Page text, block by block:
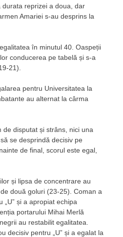
reprizei a doua, dar
Amariei s-au desprins la
în minutul 40. Oaspeții
conducerea pe tabelă și s-a
21).
pentru Universitatea la
au alternat la cârma
de disputat și strâns, nici una
se desprindă decisiv pe
de final, scorul este egal,
și lipsa de concentrare au
două goluri (23-25). Coman a
și a apropiat echipa
portarului Mihai Merlă
au restabilit egalitatea.
decisiv pentru „U” și a egalat la